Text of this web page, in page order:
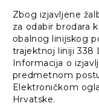
Zbog izjavljene
za odabir brodara
obalnog linijskog
trajektnoj liniji 338
Informacija o
predmetnom
Elektroničkom
Hrvatske.